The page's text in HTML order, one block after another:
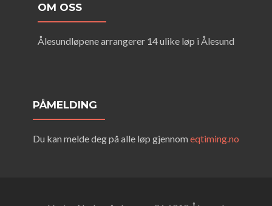
OM OSS
Ålesundløpene arrangerer 14 ulike løp i Ålesund
PÅMELDING
Du kan melde deg på alle løp gjennom eqtiming.no